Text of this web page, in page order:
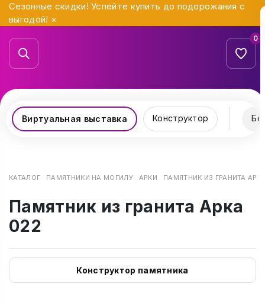
Сезонные скидки! Успейте купить до подорожания с
выгодой! ×
0
Виртуальная выставка Конструктор
КАТАЛОГ ПАМЯТНИКИ НА МОГИЛУ АРКИ ПАМЯТНИК ИЗ ГРАНИТА
Памятник из гранита Арка
022
Конструктор памятника